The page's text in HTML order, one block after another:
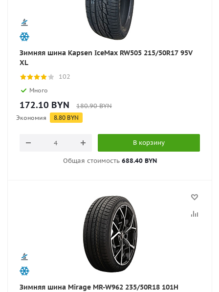
Зимняя шина Kapsen IceMax RW505 215/50R17 95V
XL
102
Много
172.10 BYN 180.90BYN
Экономия 8.80 BYN
В корзину
Общая стоимость 688.40 BYN
Зимняя шина Mirage MR-W962 235/50R18 101H